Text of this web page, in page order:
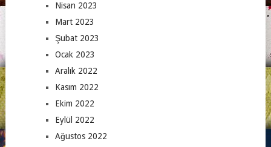
Nisan 2023
Mart 2023
Şubat 2023
Ocak 2023
Aralık 2022
Kasım 2022
Ekim 2022
Eylül 2022
Ağustos 2022